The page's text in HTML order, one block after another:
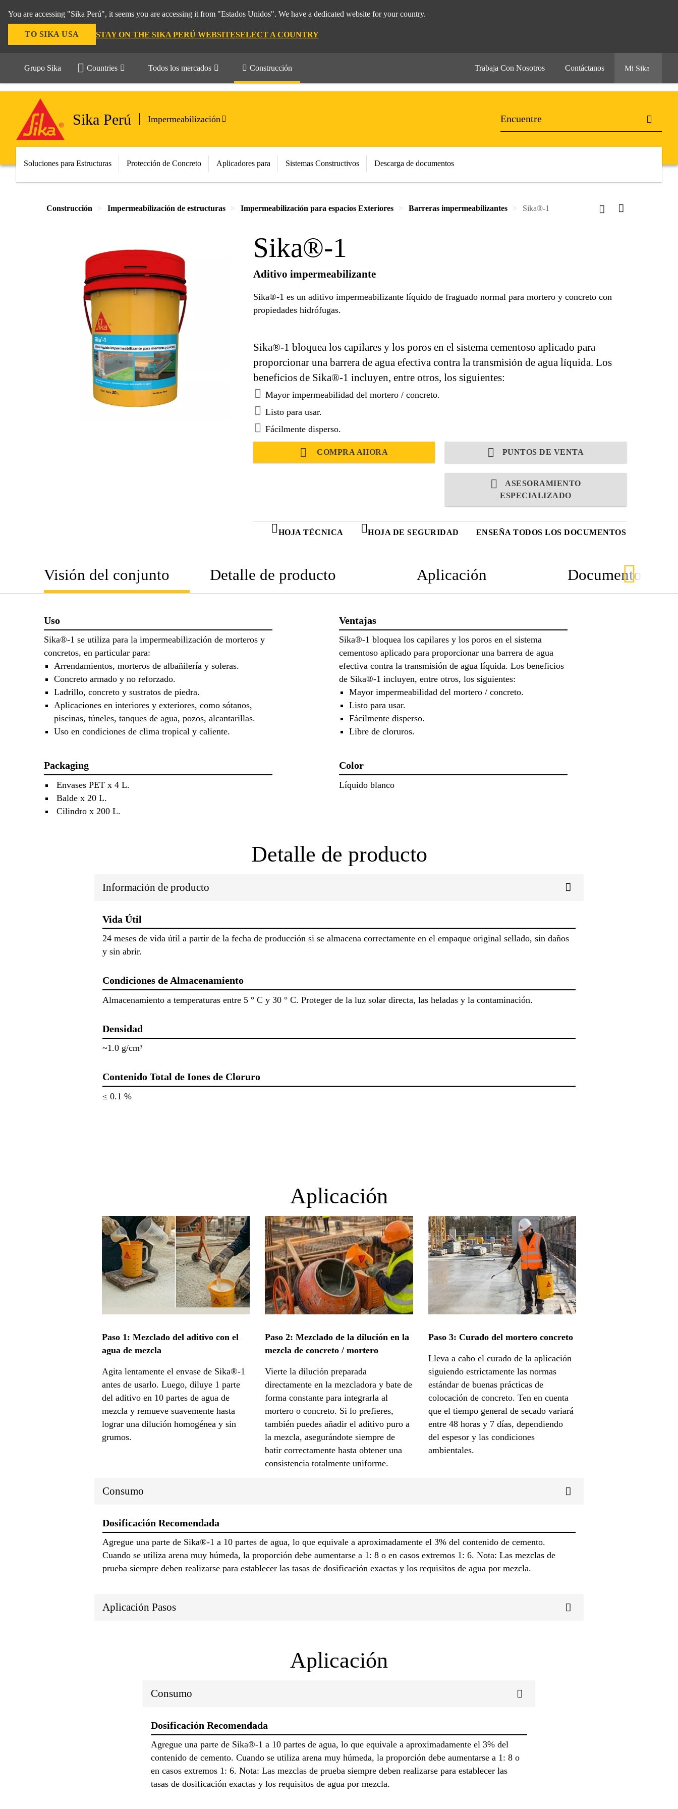
You are accessing "Sika Perú", it seems you are accessing it from "Estados Unidos". We have a dedicated website for your country.
TO SIKA USA STAY ON THE SIKA PERÚ WEBSITESELECT A COUNTRY
Grupo Sika Countries Todos los mercados Construcción Trabaja Con Nosotros Contáctanos Mi Sika
Sika Perú Impermeabilización
Soluciones para Estructuras Protección de Concreto Aplicadores para Sistemas Constructivos Descarga de documentos
Construcción Impermeabilización de estructuras Impermeabilización para espacios Exteriores Barreras impermeabilizantes Sika®-1
Sika®-1
Aditivo impermeabilizante
Sika®-1 es un aditivo impermeabilizante líquido de fraguado normal para mortero y concreto con
propiedades hidrófugas.
Sika®-1 bloquea los capilares y los poros en el sistema cementoso aplicado para
proporcionar una barrera de agua efectiva contra la transmisión de agua líquida. Los
beneficios de Sika®-1 incluyen, entre otros, los siguientes:
Mayor impermeabilidad del mortero / concreto.
Listo para usar.
Fácilmente disperso.
COMPRA AHORA PUNTOS DE VENTA
ASESORAMIENTO
ESPECIALIZADO
HOJA TÉCNICA HOJA DE SEGURIDAD ENSEÑA TODOS LOS DOCUMENTOS
Visión del conjunto Detalle de producto Aplicación Documentos
Uso
Sika®-1 se utiliza para la impermeabilización de morteros y
concretos, en particular para:
Arrendamientos, morteros de albañilería y soleras.
Concreto armado y no reforzado.
Ladrillo, concreto y sustratos de piedra.
Aplicaciones en interiores y exteriores, como sótanos,
piscinas, túneles, tanques de agua, pozos, alcantarillas.
Uso en condiciones de clima tropical y caliente.
Ventajas
Sika®-1 bloquea los capilares y los poros en el sistema
cementoso aplicado para proporcionar una barrera de agua
efectiva contra la transmisión de agua líquida. Los beneficios
de Sika®-1 incluyen, entre otros, los siguientes:
Mayor impermeabilidad del mortero / concreto.
Listo para usar.
Fácilmente disperso.
Libre de cloruros.
Packaging
Envases PET x 4 L.
Balde x 20 L.
Cilindro x 200 L.
Color
Líquido blanco
Detalle de producto
Información de producto
Vida Útil
24 meses de vida útil a partir de la fecha de producción si se almacena correctamente en el empaque original sellado, sin daños
y sin abrir.
Condiciones de Almacenamiento
Almacenamiento a temperaturas entre 5 ° C y 30 ° C. Proteger de la luz solar directa, las heladas y la contaminación.
Densidad
~1.0 g/cm³
Contenido Total de Iones de Cloruro
≤ 0.1 %
Aplicación
Paso 1: Mezclado del aditivo con el
agua de mezcla
Agita lentamente el envase de Sika®-1
antes de usarlo. Luego, diluye 1 parte
del aditivo en 10 partes de agua de
mezcla y remueve suavemente hasta
lograr una dilución homogénea y sin
grumos.
Paso 2: Mezclado de la dilución en la
mezcla de concreto / mortero
Vierte la dilución preparada
directamente en la mezcladora y bate de
forma constante para integrarla al
mortero o concreto. Si lo prefieres,
también puedes añadir el aditivo puro a
la mezcla, asegurándote siempre de
batir correctamente hasta obtener una
consistencia totalmente uniforme.
Paso 3: Curado del mortero concreto
Lleva a cabo el curado de la aplicación
siguiendo estrictamente las normas
estándar de buenas prácticas de
colocación de concreto. Ten en cuenta
que el tiempo general de secado variará
entre 48 horas y 7 días, dependiendo
del espesor y las condiciones
ambientales.
Consumo
Dosificación Recomendada
Agregue una parte de Sika®-1 a 10 partes de agua, lo que equivale a aproximadamente el 3% del contenido de cemento.
Cuando se utiliza arena muy húmeda, la proporción debe aumentarse a 1: 8 o en casos extremos 1: 6. Nota: Las mezclas de
prueba siempre deben realizarse para establecer las tasas de dosificación exactas y los requisitos de agua por mezcla.
Aplicación Pasos
Aplicación
Consumo
Dosificación Recomendada
Agregue una parte de Sika®-1 a 10 partes de agua, lo que equivale a aproximadamente el 3% del
contenido de cemento. Cuando se utiliza arena muy húmeda, la proporción debe aumentarse a 1: 8 o
en casos extremos 1: 6. Nota: Las mezclas de prueba siempre deben realizarse para establecer las
tasas de dosificación exactas y los requisitos de agua por mezcla.